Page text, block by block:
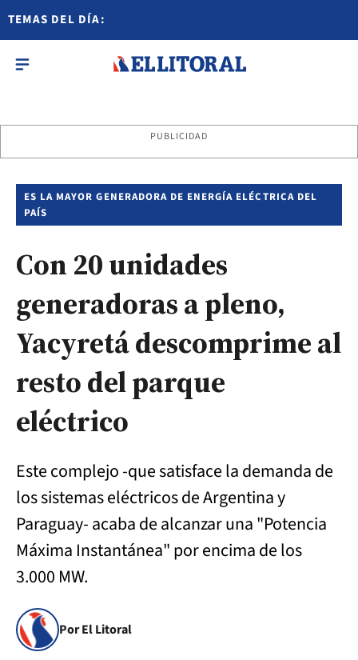
TEMAS DEL DÍA:
PUBLICIDAD
ES LA MAYOR GENERADORA DE ENERGÍA ELÉCTRICA DEL
PAÍS
Con 20 unidades
generadoras a pleno,
Yacyretá descomprime al
resto del parque
eléctrico
Este complejo -que satisface la demanda de
los sistemas eléctricos de Argentina y
Paraguay- acaba de alcanzar una "Potencia
Máxima Instantánea" por encima de los
3.000 MW.
Por El Litoral